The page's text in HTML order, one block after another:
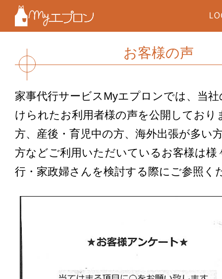
お客様の声
家事代行サービスMyエプロンでは、当
けられたお利用者様の声を公開しており
方、産後・育児中の方、海外出張が多い
方などご利用いただいているお客様は様
行・家政婦さんを検討する際にご参照く